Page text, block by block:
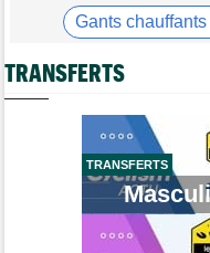
Tour de France Femmes
Lorena Wiebes : "Le
Championnats du Monde
L'équipe de France pour
Média
L'abonnement
pour 1 an
Tour de France Femmes
Demi Vollering : "J'ai
Gants
Casque
TRANSFERTS
TRANSFERTS